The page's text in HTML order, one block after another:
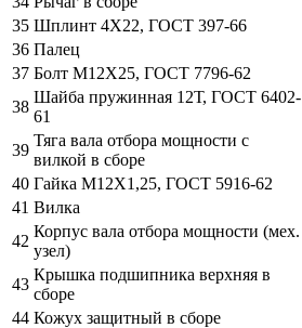
35 Шплинт 4Х22, ГОСТ 397-66
36 Палец
37 Болт М12Х25, ГОСТ 7796-62
38
Шайба пружинная 12Т, ГОСТ 6402-
61
39
Тяга вала отбора мощности с
вилкой в сборе
40 Гайка М12Х1,25, ГОСТ 5916-62
41 Вилка
42
Корпус вала отбора мощности (мех.
узел)
43
Крышка подшипника верхняя в
сборе
44 Кожух защитный в сборе